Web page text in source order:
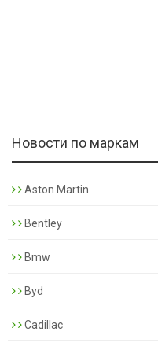
Новости по маркам
Aston Martin
Bentley
Bmw
Byd
Cadillac